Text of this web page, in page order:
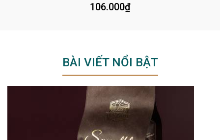
106.000₫
BÀI VIẾT NỔI BẬT